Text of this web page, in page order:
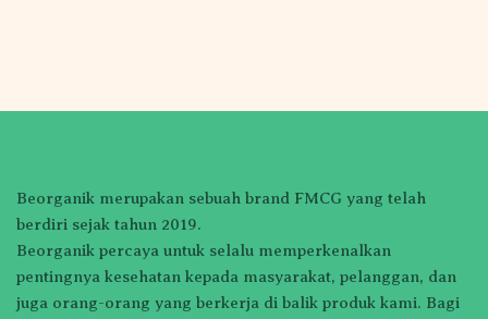
Beorganik merupakan sebuah brand FMCG yang telah
berdiri sejak tahun 2019.
Beorganik percaya untuk selalu memperkenalkan
pentingnya kesehatan kepada masyarakat, pelanggan, dan
juga orang-orang yang berkerja di balik produk kami. Bagi